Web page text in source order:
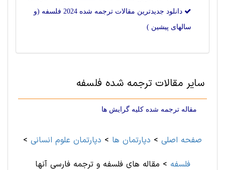
دانلود جدیدترین مقالات ترجمه شده 2024 فلسفه (و
سالهای پیشین )
سایر مقالات ترجمه شده فلسفه
مقاله ترجمه شده کلیه گرایش ها
صفحه اصلی > دپارتمان ها > دپارتمان علوم انسانی >
فلسفه > مقاله های فلسفه و ترجمه فارسی آنها